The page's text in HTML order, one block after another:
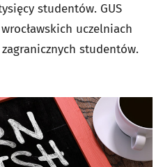
studentów. GUS
uczelniach
studentów.